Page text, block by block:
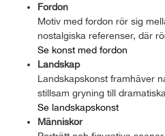
Fordon
Motiv med fordon rör sig
nostalgiska referenser, där
Se konst med fordon
Landskap
Landskapskonst framhäver
stillsam gryning till
Se landskapskonst
Människor